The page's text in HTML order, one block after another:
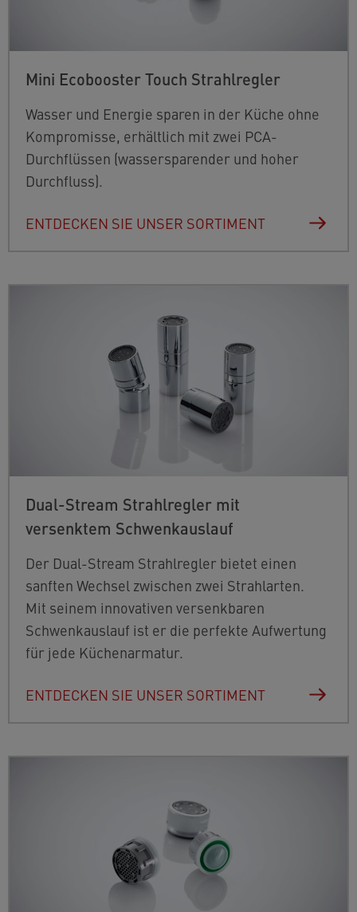
Mini Ecobooster Touch Strahlregler
Wasser und Energie sparen in der Küche ohne
Kompromisse, erhältlich mit zwei PCA-
Durchflüssen (wassersparender und hoher
Durchfluss).
ENTDECKEN SIE UNSER SORTIMENT
Dual-Stream Strahlregler mit
versenktem Schwenkauslauf
Der Dual-Stream Strahlregler bietet einen
sanften Wechsel zwischen zwei Strahlarten.
Mit seinem innovativen versenkbaren
Schwenkauslauf ist er die perfekte Aufwertung
für jede Küchenarmatur.
ENTDECKEN SIE UNSER SORTIMENT